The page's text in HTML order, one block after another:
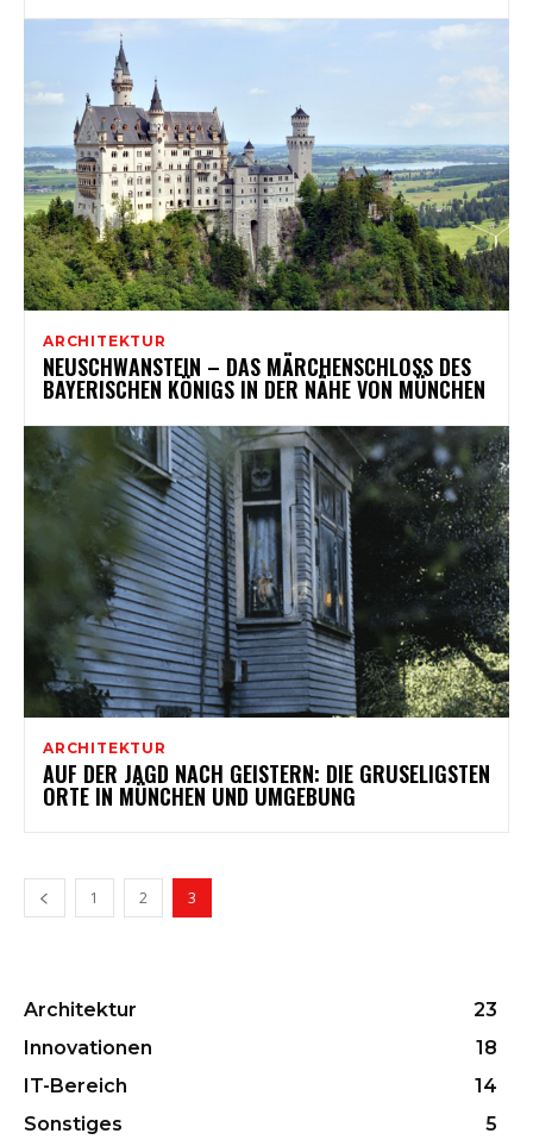
ARCHITEKTUR
NEUSCHWANSTEIN – DAS MÄRCHENSCHLOSS DES
BAYERISCHEN KÖNIGS IN DER NÄHE VON MÜNCHEN
ARCHITEKTUR
AUF DER JAGD NACH GEISTERN: DIE GRUSELIGSTEN
ORTE IN MÜNCHEN UND UMGEBUNG
1 2 3
Architektur
23
Innovationen
18
IT-Bereich
14
Sonstiges
5